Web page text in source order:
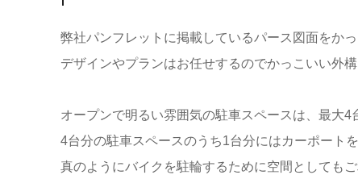
弊社パンフレットに掲載しているパース図面をか
デザインやプランはお任せするのでかっこいい外
オープンで明るい雰囲気の駐車スペースは、最大4
4台分の駐車スペースのうち1台分にはカーポート
真のようにバイクを駐輪するために空間としてもご